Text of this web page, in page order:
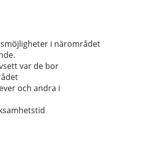
i närområdet
var de bor
och andra i